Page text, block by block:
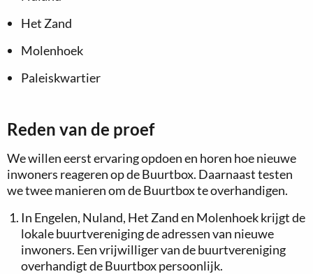
Het Zand
Molenhoek
Paleiskwartier
Reden van de proef
We willen eerst ervaring opdoen en horen hoe nieuwe
inwoners reageren op de Buurtbox. Daarnaast testen
we twee manieren om de Buurtbox te overhandigen.
In Engelen, Nuland, Het Zand en Molenhoek krijgt de
lokale buurtvereniging de adressen van nieuwe
inwoners. Een vrijwilliger van de buurtvereniging
overhandigt de Buurtbox persoonlijk.